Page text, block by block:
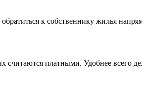
к собственнику жилья
считаются платными. Удобнее всего